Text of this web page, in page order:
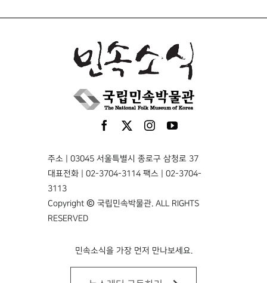
주소 | 03045 서울특별시 종로구 삼청로 37
대표전화 | 02-3704-3114 팩스 | 02-3704-
3113
Copyright © 국립민속박물관. ALL RIGHTS
RESERVED
민속소식을 가장 먼저 만나보세요.